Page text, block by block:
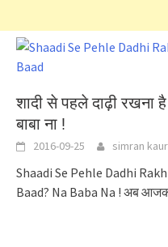
शादी से पहले दाढ़ी रखना
बाबा ना !
2016-09-25 simran kaur
Shaadi Se Pehle Dadhi
Baad? Na Baba Na ! अब